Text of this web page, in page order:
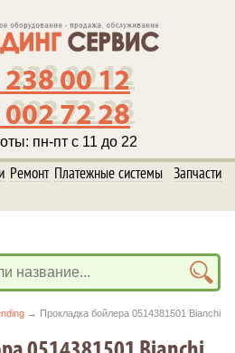
238 00 12
002 72 28
пн-пт с 11 до 22
Ремонт Платежные системы
Запчасти
→ Прокладка бойлера 0514381501 Bianchi